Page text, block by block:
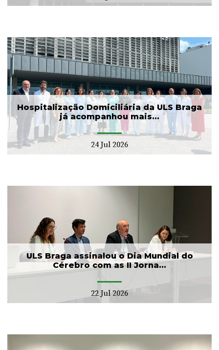
Hospitalização Domiciliária da ULS Braga
já acompanhou mais...
24 Jul 2026
ULS Braga assinalou o Dia Mundial do
Cérebro com as II Jorna...
22 Jul 2026